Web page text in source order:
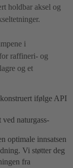
holdbar aksel og
i
raffineri- og
og et
ifølge API
naturgass-
optimale innsatsen
Vi støtter deg
fra